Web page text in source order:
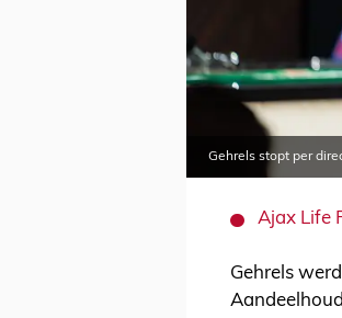
Gehrels stopt per
Ajax Life
Gehrels